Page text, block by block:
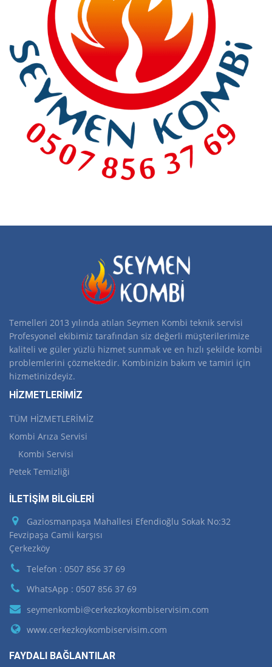
Temelleri 2013 yılında atılan Seymen Kombi teknik servisi
Profesyonel ekibimiz tarafından siz değerli müşterilerimize
kaliteli ve güler yüzlü hizmet sunmak ve en hızlı şekilde kombi
problemlerini çözmektedir. Kombinizin bakım ve tamiri için
hizmetinizdeyiz.
HİZMETLERİMİZ
TÜM HİZMETLERİMİZ
Kombi Arıza Servisi
Kombi Servisi
Petek Temizliği
İLETİŞİM BİLGİLERİ
Gaziosmanpaşa Mahallesi Efendioğlu Sokak No:32
Fevzipaşa Camii karşısı
Çerkezköy
Telefon : 0507 856 37 69
WhatsApp : 0507 856 37 69
seymenkombi@cerkezkoykombiservisim.com
www.cerkezkoykombiservisim.com
FAYDALI BAĞLANTILAR